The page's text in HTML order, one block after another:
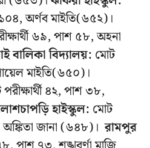
অর্ণব মাইতি(৬৫২)।
৬৯, পাশ ৫৮, অহনা
বালিকা বিদ্যালয়: মোট
মাইতি(৬৫০)।
৪২, পাশ ৩৮,
হাইস্কুল: মোট
অঙ্কিতা জানা (৬৪৮)।রামপুর